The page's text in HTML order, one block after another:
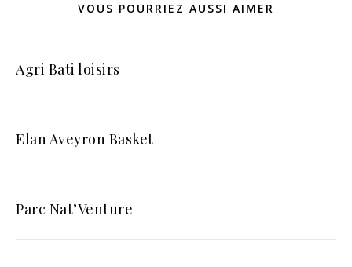
VOUS POURRIEZ AUSSI AIMER
Agri Bati loisirs
Elan Aveyron Basket
Parc Nat’Venture